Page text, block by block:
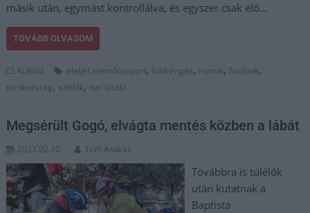
másik után, egymást kontrollálva, és egyszer csak élő…
TOVÁBB OLVASOM
Külföld életjel mentőcsoport, földrengés, romok, Szolnok,
törökország, túlélők, turi lászló
Megsérült Gogó, elvágta mentés közben a lábát
2023.02.10. Tóth András
Továbbra is túlélők
után kutatnak a
Baptista